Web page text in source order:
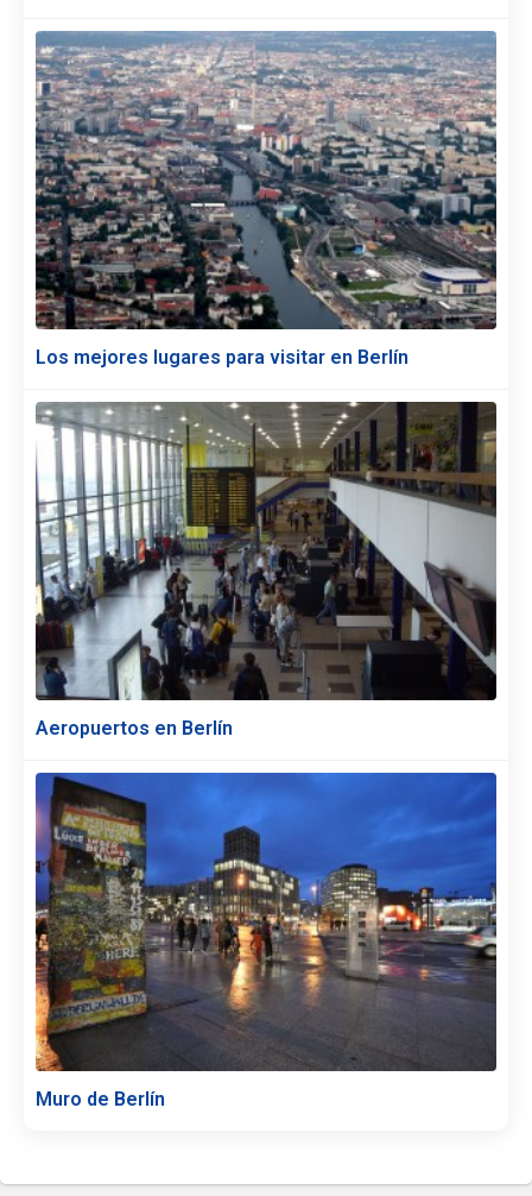
Los mejores lugares para visitar en Berlín
Aeropuertos en Berlín
Muro de Berlín